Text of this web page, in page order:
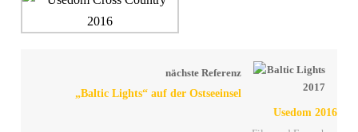
nächste Referenz
„Baltic Lights“ auf der Ostseeinsel
Usedom 2016